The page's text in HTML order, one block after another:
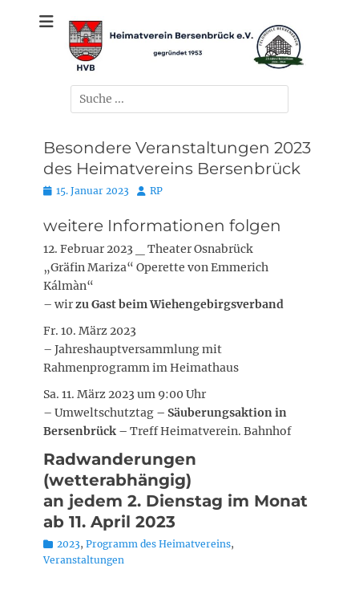
Heimatverein
Bersenbrück e.V.
gegründet 1953
Suchen
nach:
Besondere Veranstaltungen 2023
des Heimatvereins Bersenbrück
Posted
15. Januar 2023 Autor
RP
weitere Informationen folgen
12. Februar 2023 _ Theater Osnabrück
„Gräfin Mariza“ Operette von Emmerich
Kálmàn“
– wirzu Gast beim Wiehengebirgsverband
Fr. 10. März 2023
– Jahreshauptversammlung mit
Rahmenprogramm im Heimathaus
Sa. 11. März 2023 um 9:00 Uhr
– Umweltschutztag – Säuberungsaktion in
Bersenbrück – Treff Heimatverein. Bahnhof
Radwanderungen
(wetterabhängig)
an jedem 2. Dienstag im Monat
ab 11. April 2023
Kategorien
2023, Programm des Heimatvereins,
Veranstaltungen